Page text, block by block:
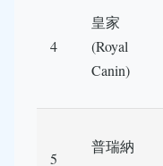
4
皇家
(Royal
Canin)
5
普瑞納